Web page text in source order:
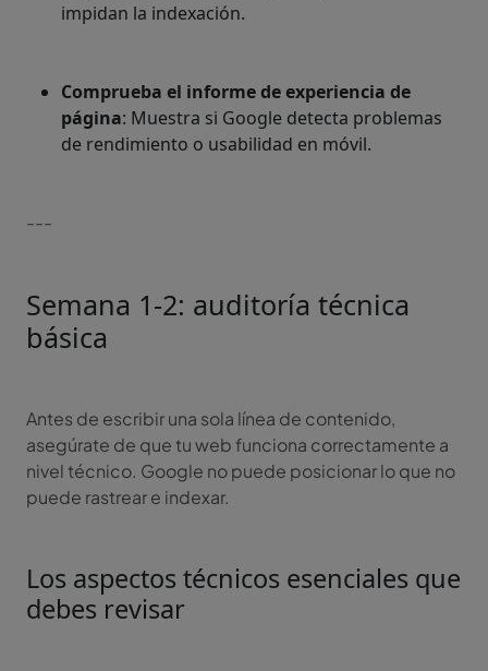
impidan la indexación.
Comprueba el informe de experiencia de
página: Muestra si Google detecta problemas
de rendimiento o usabilidad en móvil.
---
Semana 1-2: auditoría técnica
básica
Antes de escribir una sola línea de contenido,
asegúrate de que tu web funciona correctamente a
nivel técnico. Google no puede posicionar lo que no
puede rastrear e indexar.
Los aspectos técnicos esenciales que
debes revisar